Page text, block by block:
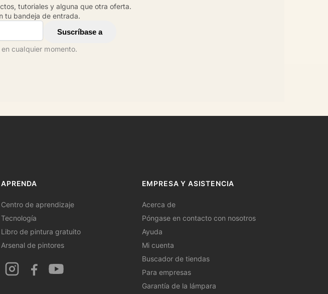
tutoriales y alguna que otra oferta.
tu bandeja de entrada.
Suscríbase a
cualquier momento.
APRENDA
Centro de aprendizaje
Tecnología
Libro de pintura gratuito
Arsenal de pintores
EMPRESA Y ASISTENCIA
Acerca de
Póngase en contacto con nosotros
Ayuda
Mi cuenta
Buscador de tiendas
Para empresas
Garantía de la lámpara